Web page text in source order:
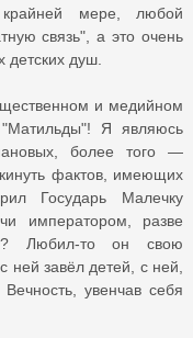
мере, любой
связь", а это очень
душ.
и медийном
"Матильды"! Я являюсь
более того —
фактов, имеющих
Государь Малечку
императором, разве
Любил-то он свою
ней завёл детей, с ней,
увенчав себя